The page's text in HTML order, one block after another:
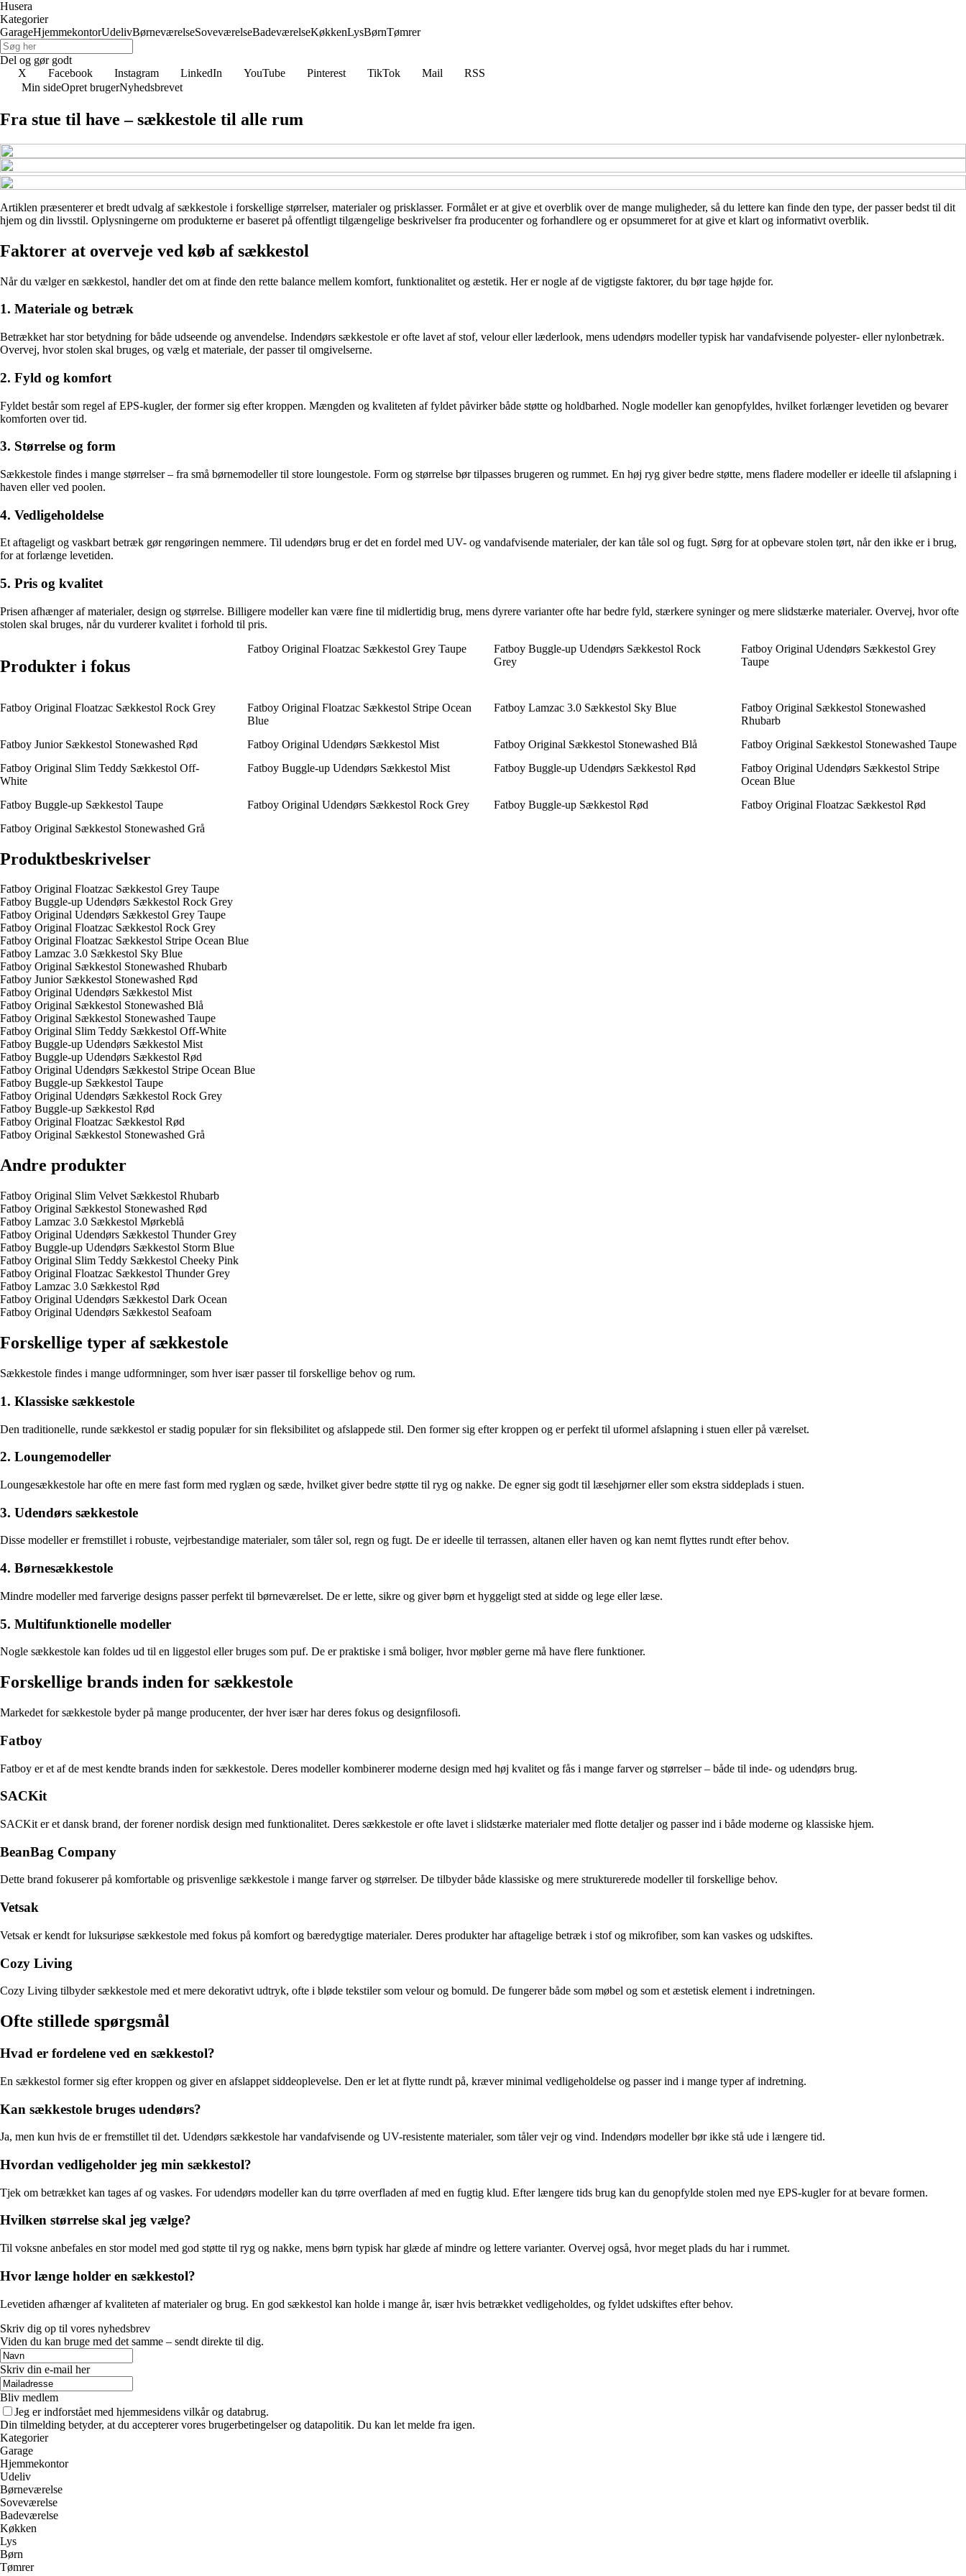
Husera
Kategorier
GarageHjemmekontorUdelivBørneværelseSoveværelseBadeværelseKøkkenLysBørnTømrer
Del og gør godt
X
Facebook Instagram LinkedIn YouTube Pinterest TikTok Mail
RSS
Min sideOpret brugerNyhedsbrevet
Fra stue til have – sækkestole til alle rum
Artiklen præsenterer et bredt udvalg af sækkestole i forskellige størrelser, materialer og prisklasser. Formålet er at give et overblik over de mange muligheder, så du lettere kan finde den type, der passer bedst til dit
hjem og din livsstil. Oplysningerne om produkterne er baseret på offentligt tilgængelige beskrivelser fra producenter og forhandlere og er opsummeret for at give et klart og informativt overblik.
Faktorer at overveje ved køb af sækkestol
Når du vælger en sækkestol, handler det om at finde den rette balance mellem komfort, funktionalitet og æstetik. Her er nogle af de vigtigste faktorer, du bør tage højde for.
1. Materiale og betræk
Betrækket har stor betydning for både udseende og anvendelse. Indendørs sækkestole er ofte lavet af stof, velour eller læderlook, mens udendørs modeller typisk har vandafvisende polyester- eller nylonbetræk.
Overvej, hvor stolen skal bruges, og vælg et materiale, der passer til omgivelserne.
2. Fyld og komfort
Fyldet består som regel af EPS-kugler, der former sig efter kroppen. Mængden og kvaliteten af fyldet påvirker både støtte og holdbarhed. Nogle modeller kan genopfyldes, hvilket forlænger levetiden og bevarer
komforten over tid.
3. Størrelse og form
Sækkestole findes i mange størrelser – fra små børnemodeller til store loungestole. Form og størrelse bør tilpasses brugeren og rummet. En høj ryg giver bedre støtte, mens fladere modeller er ideelle til afslapning i
haven eller ved poolen.
4. Vedligeholdelse
Et aftageligt og vaskbart betræk gør rengøringen nemmere. Til udendørs brug er det en fordel med UV- og vandafvisende materialer, der kan tåle sol og fugt. Sørg for at opbevare stolen tørt, når den ikke er i brug,
for at forlænge levetiden.
5. Pris og kvalitet
Prisen afhænger af materialer, design og størrelse. Billigere modeller kan være fine til midlertidig brug, mens dyrere varianter ofte har bedre fyld, stærkere syninger og mere slidstærke materialer. Overvej, hvor ofte
stolen skal bruges, når du vurderer kvalitet i forhold til pris.
Produkter i fokus
Fatboy Original Floatzac Sækkestol Grey Taupe
Fatboy Buggle-up Udendørs Sækkestol Rock
Grey
Fatboy Original Udendørs Sækkestol Grey
Taupe
Fatboy Original Floatzac Sækkestol Rock Grey
Fatboy Original Floatzac Sækkestol Stripe Ocean
Blue
Fatboy Lamzac 3.0 Sækkestol Sky Blue
Fatboy Original Sækkestol Stonewashed
Rhubarb
Fatboy Junior Sækkestol Stonewashed Rød
Fatboy Original Udendørs Sækkestol Mist Fatboy Original Sækkestol Stonewashed Blå
Fatboy Original Sækkestol Stonewashed Taupe
Fatboy Original Slim Teddy Sækkestol Off-
White
Fatboy Buggle-up Udendørs Sækkestol Mist Fatboy Buggle-up Udendørs Sækkestol Rød
Fatboy Original Udendørs Sækkestol Stripe
Ocean Blue
Fatboy Buggle-up Sækkestol Taupe
Fatboy Original Udendørs Sækkestol Rock Grey Fatboy Buggle-up Sækkestol Rød
Fatboy Original Floatzac Sækkestol Rød
Fatboy Original Sækkestol Stonewashed Grå
Produktbeskrivelser
Fatboy Original Floatzac Sækkestol Grey Taupe
Fatboy Buggle-up Udendørs Sækkestol Rock Grey
Fatboy Original Udendørs Sækkestol Grey Taupe
Fatboy Original Floatzac Sækkestol Rock Grey
Fatboy Original Floatzac Sækkestol Stripe Ocean Blue
Fatboy Lamzac 3.0 Sækkestol Sky Blue
Fatboy Original Sækkestol Stonewashed Rhubarb
Fatboy Junior Sækkestol Stonewashed Rød
Fatboy Original Udendørs Sækkestol Mist
Fatboy Original Sækkestol Stonewashed Blå
Fatboy Original Sækkestol Stonewashed Taupe
Fatboy Original Slim Teddy Sækkestol Off-White
Fatboy Buggle-up Udendørs Sækkestol Mist
Fatboy Buggle-up Udendørs Sækkestol Rød
Fatboy Original Udendørs Sækkestol Stripe Ocean Blue
Fatboy Buggle-up Sækkestol Taupe
Fatboy Original Udendørs Sækkestol Rock Grey
Fatboy Buggle-up Sækkestol Rød
Fatboy Original Floatzac Sækkestol Rød
Fatboy Original Sækkestol Stonewashed Grå
Andre produkter
Fatboy Original Slim Velvet Sækkestol Rhubarb
Fatboy Original Sækkestol Stonewashed Rød
Fatboy Lamzac 3.0 Sækkestol Mørkeblå
Fatboy Original Udendørs Sækkestol Thunder Grey
Fatboy Buggle-up Udendørs Sækkestol Storm Blue
Fatboy Original Slim Teddy Sækkestol Cheeky Pink
Fatboy Original Floatzac Sækkestol Thunder Grey
Fatboy Lamzac 3.0 Sækkestol Rød
Fatboy Original Udendørs Sækkestol Dark Ocean
Fatboy Original Udendørs Sækkestol Seafoam
Forskellige typer af sækkestole
Sækkestole findes i mange udformninger, som hver især passer til forskellige behov og rum.
1. Klassiske sækkestole
Den traditionelle, runde sækkestol er stadig populær for sin fleksibilitet og afslappede stil. Den former sig efter kroppen og er perfekt til uformel afslapning i stuen eller på værelset.
2. Loungemodeller
Loungesækkestole har ofte en mere fast form med ryglæn og sæde, hvilket giver bedre støtte til ryg og nakke. De egner sig godt til læsehjørner eller som ekstra siddeplads i stuen.
3. Udendørs sækkestole
Disse modeller er fremstillet i robuste, vejrbestandige materialer, som tåler sol, regn og fugt. De er ideelle til terrassen, altanen eller haven og kan nemt flyttes rundt efter behov.
4. Børnesækkestole
Mindre modeller med farverige designs passer perfekt til børneværelset. De er lette, sikre og giver børn et hyggeligt sted at sidde og lege eller læse.
5. Multifunktionelle modeller
Nogle sækkestole kan foldes ud til en liggestol eller bruges som puf. De er praktiske i små boliger, hvor møbler gerne må have flere funktioner.
Forskellige brands inden for sækkestole
Markedet for sækkestole byder på mange producenter, der hver især har deres fokus og designfilosofi.
Fatboy
Fatboy er et af de mest kendte brands inden for sækkestole. Deres modeller kombinerer moderne design med høj kvalitet og fås i mange farver og størrelser – både til inde- og udendørs brug.
SACKit
SACKit er et dansk brand, der forener nordisk design med funktionalitet. Deres sækkestole er ofte lavet i slidstærke materialer med flotte detaljer og passer ind i både moderne og klassiske hjem.
BeanBag Company
Dette brand fokuserer på komfortable og prisvenlige sækkestole i mange farver og størrelser. De tilbyder både klassiske og mere strukturerede modeller til forskellige behov.
Vetsak
Vetsak er kendt for luksuriøse sækkestole med fokus på komfort og bæredygtige materialer. Deres produkter har aftagelige betræk i stof og mikrofiber, som kan vaskes og udskiftes.
Cozy Living
Cozy Living tilbyder sækkestole med et mere dekorativt udtryk, ofte i bløde tekstiler som velour og bomuld. De fungerer både som møbel og som et æstetisk element i indretningen.
Ofte stillede spørgsmål
Hvad er fordelene ved en sækkestol?
En sækkestol former sig efter kroppen og giver en afslappet siddeoplevelse. Den er let at flytte rundt på, kræver minimal vedligeholdelse og passer ind i mange typer af indretning.
Kan sækkestole bruges udendørs?
Ja, men kun hvis de er fremstillet til det. Udendørs sækkestole har vandafvisende og UV-resistente materialer, som tåler vejr og vind. Indendørs modeller bør ikke stå ude i længere tid.
Hvordan vedligeholder jeg min sækkestol?
Tjek om betrækket kan tages af og vaskes. For udendørs modeller kan du tørre overfladen af med en fugtig klud. Efter længere tids brug kan du genopfylde stolen med nye EPS-kugler for at bevare formen.
Hvilken størrelse skal jeg vælge?
Til voksne anbefales en stor model med god støtte til ryg og nakke, mens børn typisk har glæde af mindre og lettere varianter. Overvej også, hvor meget plads du har i rummet.
Hvor længe holder en sækkestol?
Levetiden afhænger af kvaliteten af materialer og brug. En god sækkestol kan holde i mange år, især hvis betrækket vedligeholdes, og fyldet udskiftes efter behov.
Skriv dig op til vores nyhedsbrev
Viden du kan bruge med det samme – sendt direkte til dig.
Skriv din e-mail her
Bliv medlem
Jeg er indforstået med hjemmesidens vilkår og databrug.
Din tilmelding betyder, at du accepterer vores brugerbetingelser og datapolitik. Du kan let melde fra igen.
Kategorier
Garage
Hjemmekontor
Udeliv
Børneværelse
Soveværelse
Badeværelse
Køkken
Lys
Børn
Tømrer